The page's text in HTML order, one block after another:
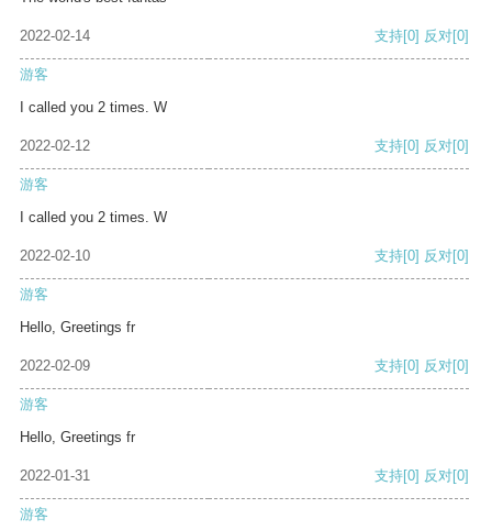
2022-02-14 支持[0] 反对[0]
游客
I called you 2 times. W
2022-02-12 支持[0] 反对[0]
游客
I called you 2 times. W
2022-02-10 支持[0] 反对[0]
游客
Hello, Greetings fr
2022-02-09 支持[0] 反对[0]
游客
Hello, Greetings fr
2022-01-31 支持[0] 反对[0]
游客